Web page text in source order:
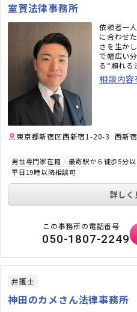
室賀法律事務所
依頼者一
に合わせ
さを生か
で幅広い
る“頼れる
相談内容
東京都新宿区西新宿1-20-3 西新
男性専門家在籍 最寄駅から徒歩5分以
平日19時以降相談可
詳しく
この事務所の電話番号
050-1807-2249
弁護士
神田のカメさん法律事務所